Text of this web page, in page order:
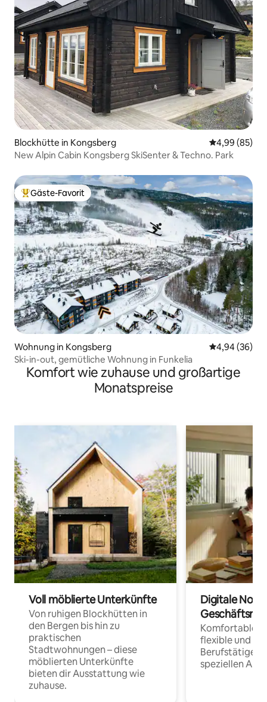
Blockhütte in Kongsberg
4,99 (85)
New Alpin Cabin Kongsberg SkiSenter & Techno. Park
Beliebter Gäste-Favorit.
Gäste-Favorit
Wohnung in Kongsberg
4,94 (36)
Ski-in-out, gemütliche Wohnung in Funkelia
Komfort wie zuhause und großartige
Monatspreise
Voll möblierte Unterkünfte
Von ruhigen Blockhütten in
den Bergen bis hin zu
praktischen
Stadtwohnungen – diese
möblierten Unterkünfte
bieten dir Ausstattung wie
zuhause.
Digitale
Komfortable
flexible und
Berufstätige
speziellen